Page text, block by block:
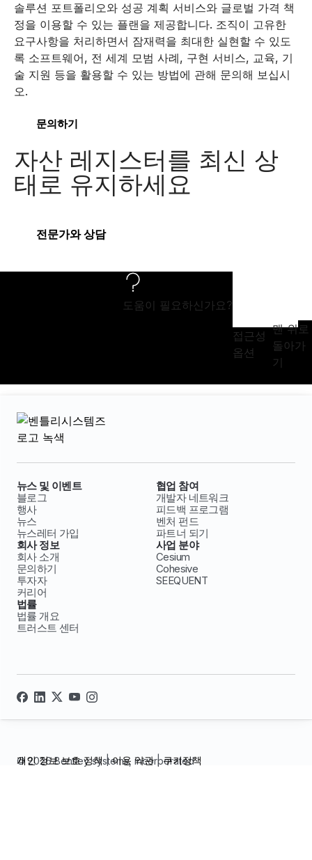
솔루션 포트폴리오와 성공 계획 서비스와 글로벌 가격 책
정을 이용할 수 있는 플랜을 제공합니다. 조직이 고유한
요구사항을 처리하면서 잠재력을 최대한 실현할 수 있도
록 소프트웨어, 전 세계 모범 사례, 구현 서비스, 교육, 기
술 지원 등을 활용할 수 있는 방법에 관해 문의해 보십시
오.
문의하기
자산 레지스터를 최신 상
태로 유지하세요
전문가와 상담
도움이 필요하신가요?
접근성
옵션
맨 위로
돌아가
기
뉴스 및 이벤트
블로그
행사
뉴스
뉴스레터 가입
협업 참여
개발자 네트워크
피드백 프로그램
벤처 펀드
파트너 되기
회사 정보
회사 소개
문의하기
투자자
커리어
사업 분야
Cesium
Cohesive
SEEQUENT
법률
법률 개요
트러스트 센터
© 2026 Bentley systems, incorporated
개인 정보 보호 정책|이용 약관|쿠키정책